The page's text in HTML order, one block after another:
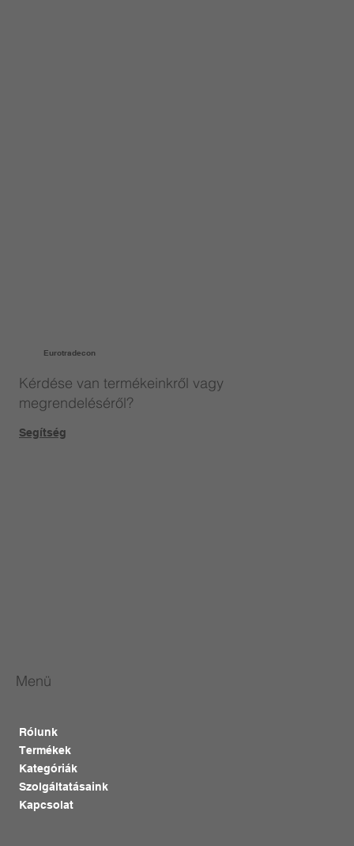
Eurotradecon
Kérdése van termékeinkről vagy
megrendeléséről?
Segítség
Menü
Rólunk
Termékek
Kategóriák
Szolgáltatásaink
Kapcsolat